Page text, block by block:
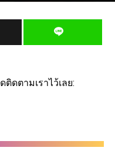
ดตามเราไว้เลย: